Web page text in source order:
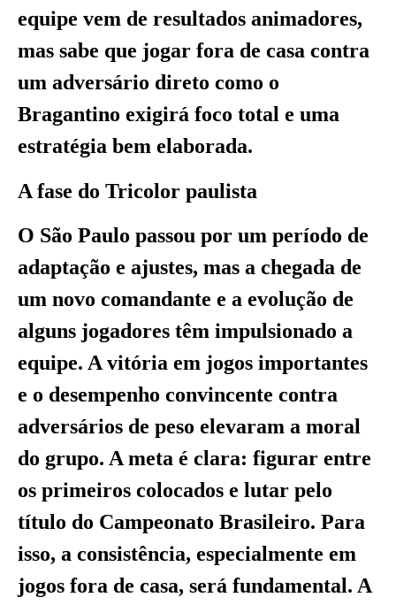
equipe vem de resultados animadores,
mas sabe que jogar fora de casa contra
um adversário direto como o
Bragantino exigirá foco total e uma
estratégia bem elaborada.
A fase do Tricolor paulista
O São Paulo passou por um período de
adaptação e ajustes, mas a chegada de
um novo comandante e a evolução de
alguns jogadores têm impulsionado a
equipe. A vitória em jogos importantes
e o desempenho convincente contra
adversários de peso elevaram a moral
do grupo. A meta é clara: figurar entre
os primeiros colocados e lutar pelo
título do Campeonato Brasileiro. Para
isso, a consistência, especialmente em
jogos fora de casa, será fundamental. A